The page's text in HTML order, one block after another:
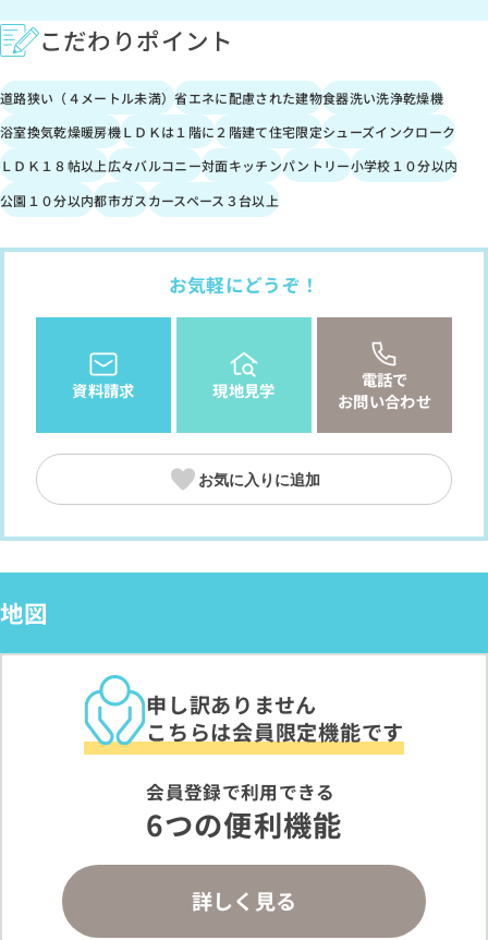
こだわりポイント
道路狭い（４メートル未満）省エネに配慮された建物食器洗い洗浄乾燥機
浴室換気乾燥暖房機ＬＤＫは１階に２階建て住宅限定シューズインクローク
ＬＤＫ１８帖以上広々バルコニー対面キッチンパントリー小学校１０分以内
公園１０分以内都市ガスカースペース３台以上
お気軽にどうぞ！
資料請求 現地見学
電話で
お問い合わせ
お気に入りに追加
地図
申し訳ありません
こちらは会員限定機能です
会員登録で利用できる
6つの便利機能
詳しく見る